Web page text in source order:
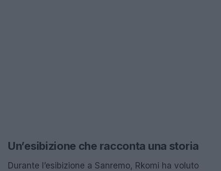
Un’esibizione che racconta una storia
Durante l’esibizione a Sanremo, Rkomi ha voluto